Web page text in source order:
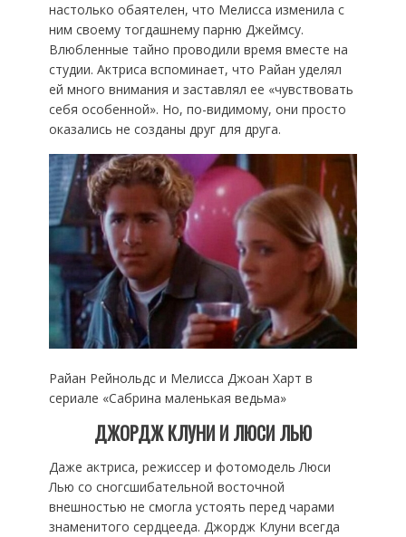
настолько обаятелен, что Мелисса изменила с
ним своему тогдашнему парню Джеймсу.
Влюбленные тайно проводили время вместе на
студии. Актриса вспоминает, что Райан уделял
ей много внимания и заставлял ее «чувствовать
себя особенной». Но, по-видимому, они просто
оказались не созданы друг для друга.
Райан Рейнольдс и Мелисса Джоан Харт в
сериале «‎Сабрина маленькая ведьма»‎
ДЖОРДЖ КЛУНИ И ЛЮСИ ЛЬЮ
Даже актриса, режиссер и фотомодель Люси
Лью со сногсшибательной восточной
внешностью не смогла устоять перед чарами
знаменитого сердцееда. Джордж Клуни всегда